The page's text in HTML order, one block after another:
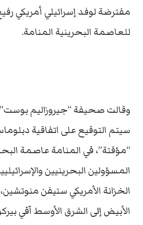
مفترضة لوفد إسرائيلي أمريكي
للعاصمة البحرينية المنامة.
وقالت صحيفة “جيروزاليم بوست”
سيتم التوقيع على اتفاقية
“مؤقتة”، في المنامة عاصمة
المسؤولين البحرينيين
الخزانة الأمريكي ستيفن
الأبيض إلى الشرق الأوسط آفي